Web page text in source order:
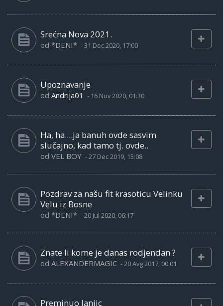
Srećna Nova 2021.
od *DENI* -31 Dec 2020, 17:00
Upoznavanje
od Andrija01 - 16 Nov 2020, 01:30
Ha, ha....ja banuh ovde sasvim
slučajno, kad tamo tj. ovde..
od VEL BOY -27 Dec 2019, 15:08
Pozdrav za našu fit krasoticu Velinku
Velu iz Bosne
od *DENI* -20 Jul 2020, 06:17
Znate li kome je danas rodjendan ?
od ALEXANDERMAGIC -20 Avg 2017, 00:01
Preminuo Janjic